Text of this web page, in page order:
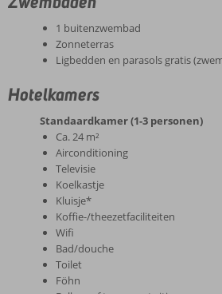
1 buitenzwembad
Zonneterras
Ligbedden en parasols gratis
Hotelkamers
Standaardkamer (1-3 personen)
Ca. 24 m²
Airconditioning
Televisie
Koelkastje
Kluisje*
Koffie-/theezetfaciliteiten
Wifi
Bad/douche
Toilet
Föhn